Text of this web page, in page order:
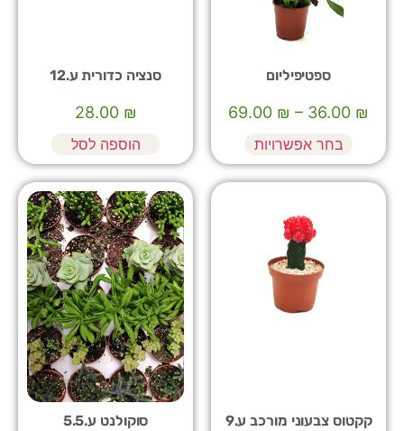
ספטיפיליום
₪
–
₪
בחר אפשרויות
סנציה כדורית ע.12
₪
28.00
הוספה לסל
קקטוס צבעוני מורכב ע.9 סוקולנט ע.5.5